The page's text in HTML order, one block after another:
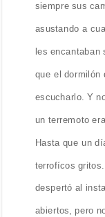
siempre sus
asustando a
les
que el dormilón
escucharlo. Y
un terremoto
Hasta que un
terrofícos
despertó al
abiertos, pero